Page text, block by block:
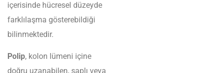
içerisinde hücresel düzeyde
farklılaşma gösterebildiği
bilinmektedir.
Polip, kolon lümeni içine
doğru uzanabilen, saplı veya